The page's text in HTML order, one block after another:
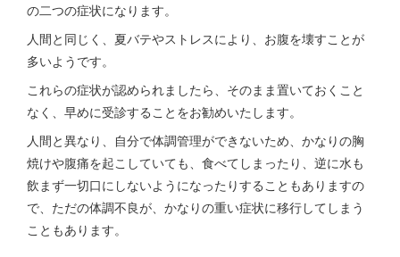
の二つの症状になります。
人間と同じく、夏バテやストレスにより、お腹を壊すことが
多いようです。
これらの症状が認められましたら、そのまま置いておくこと
なく、早めに受診することをお勧めいたします。
人間と異なり、自分で体調管理ができないため、かなりの胸
焼けや腹痛を起こしていても、食べてしまったり、逆に水も
飲まず一切口にしないようになったりすることもありますの
で、ただの体調不良が、かなりの重い症状に移行してしまう
こともあります。